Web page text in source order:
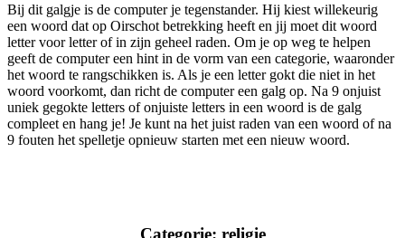
Bij dit galgje is de computer je tegenstander. Hij kiest willekeurig
een woord dat op Oirschot betrekking heeft en jij moet dit woord
letter voor letter of in zijn geheel raden. Om je op weg te helpen
geeft de computer een hint in de vorm van een categorie, waaronder
het woord te rangschikken is. Als je een letter gokt die niet in het
woord voorkomt, dan richt de computer een galg op. Na 9 onjuist
uniek gegokte letters of onjuiste letters in een woord is de galg
compleet en hang je! Je kunt na het juist raden van een woord of na
9 fouten het spelletje opnieuw starten met een nieuw woord.
Categorie: religie